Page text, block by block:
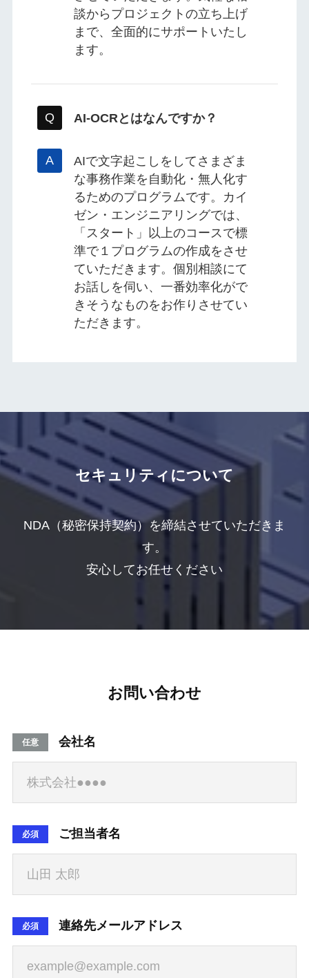
談からプロジェクトの立ち上げ
まで、全面的にサポートいたし
ます。
AI-OCRとはなんですか？
AIで文字起こしをしてさまざま
な事務作業を自動化・無人化す
るためのプログラムです。カイ
ゼン・エンジニアリングでは、
「スタート」以上のコースで標
準で１プログラムの作成をさせ
ていただきます。個別相談にて
お話しを伺い、一番効率化がで
きそうなものをお作りさせてい
ただきます。
セキュリティについて
NDA（秘密保持契約）を締結させていただきま
す。
安心してお任せください
お問い合わせ
任意 会社名
必須 ご担当者名
必須 連絡先メールアドレス